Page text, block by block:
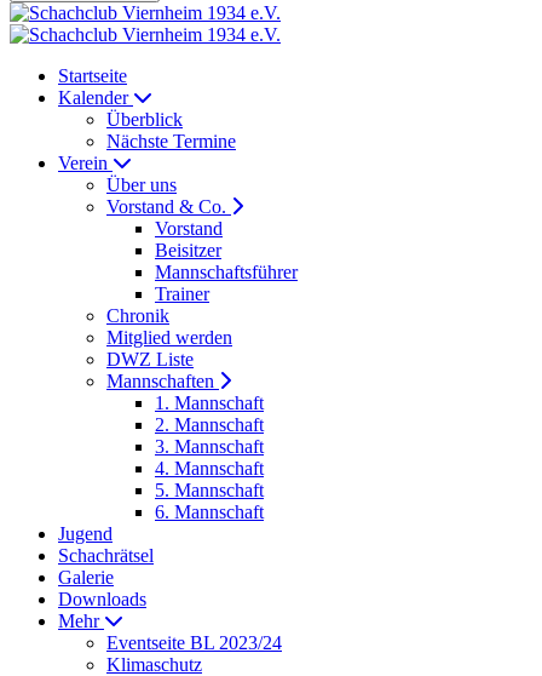
Startseite
Kalender
Überblick
Nächste Termine
Verein
Über uns
Vorstand & Co.
Vorstand
Beisitzer
Mannschaftsführer
Trainer
Chronik
Mitglied werden
DWZ Liste
Mannschaften
1. Mannschaft
2. Mannschaft
3. Mannschaft
4. Mannschaft
5. Mannschaft
6. Mannschaft
Jugend
Schachrätsel
Galerie
Downloads
Mehr
Eventseite BL 2023/24
Klimaschutz